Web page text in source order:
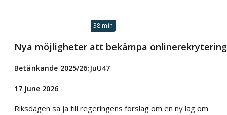
38 min
Nya möjligheter att bekämpa onlinerekrytering
Betänkande 2025/26:JuU47
17 June 2026
Riksdagen sa ja till regeringens förslag om en ny lag om